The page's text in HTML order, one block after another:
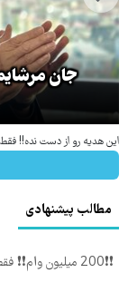
جان
این هدیه رو از دست نده!! فقط
مطالب پیشنهادی
❗❗200 میلیون وام❗❗ فقط با احراز هویت در آبان تتر